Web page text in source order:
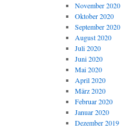
November 2020
Oktober 2020
September 2020
August 2020
Juli 2020
Juni 2020
Mai 2020
April 2020
März 2020
Februar 2020
Januar 2020
Dezember 2019